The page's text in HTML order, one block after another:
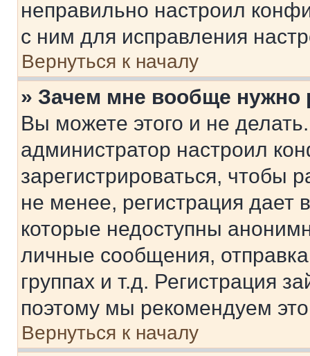
неправильно настроил
с ним для исправления
Вернуться к началу
» Зачем мне вообще нужно
Вы можете этого и не
администратор настроил
зарегистрироваться, чтобы
не менее, регистрация
которые недоступны
личные сообщения,
группах и т.д. Регистрация
поэтому мы рекомендуем
Вернуться к началу